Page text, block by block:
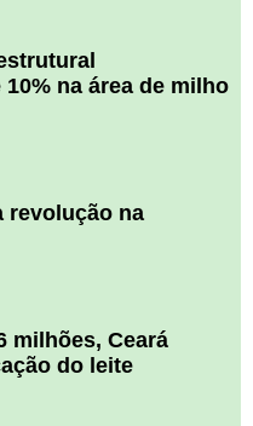
na área de milho
revolução na
milhões, Ceará
do leite